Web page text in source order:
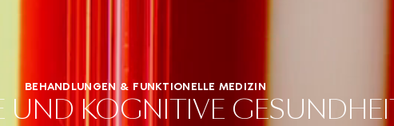
BEHANDLUNGEN & FUNKTIONELLE MEDIZIN
UND KOGNITIVE GESUNDHEIT